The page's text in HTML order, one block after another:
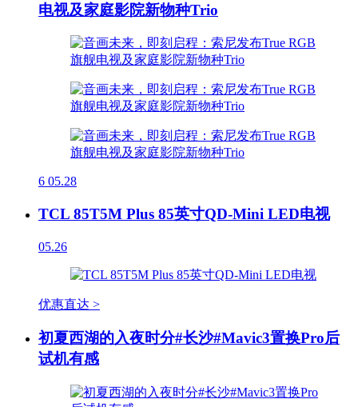
电视及家庭影院新物种Trio
6 05.28
TCL 85T5M Plus 85英寸QD-Mini LED电视
05.26
优惠直达 >
初夏西湖的入夜时分#长沙#Mavic3置换Pro后
试机有感